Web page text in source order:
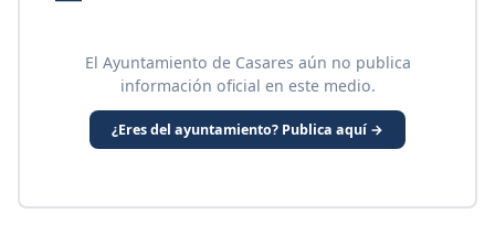
El Ayuntamiento de Casares aún no publica
información oficial en este medio.
¿Eres del ayuntamiento? Publica aquí →